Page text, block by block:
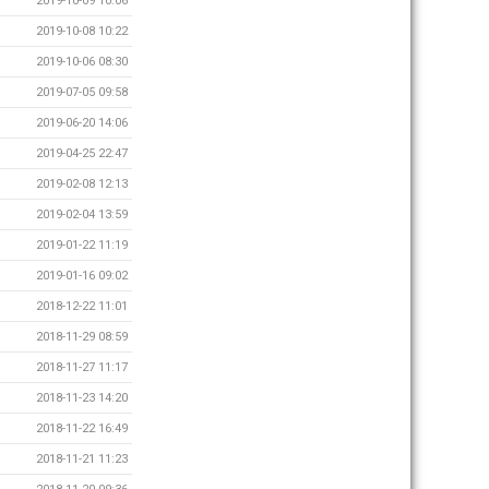
2019-10-08 10:22
2019-10-06 08:30
2019-07-05 09:58
2019-06-20 14:06
2019-04-25 22:47
2019-02-08 12:13
2019-02-04 13:59
2019-01-22 11:19
2019-01-16 09:02
2018-12-22 11:01
2018-11-29 08:59
2018-11-27 11:17
2018-11-23 14:20
2018-11-22 16:49
2018-11-21 11:23